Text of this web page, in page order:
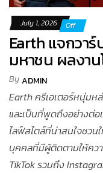
July 1, 2026 Off
Earth แจกวา
มหาชน ผลงา
ByADMIN
Earth ครีเอเตอร์หนุ่ม
และเป็นที่พูดถึงอย่างต่อ
ไลฟ์สไตล์ที่น่าสนใจชวน
บุคคลที่มีผู้ติดตามให้คว
TikTok รวมถึง